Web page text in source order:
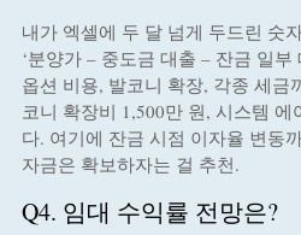
내가 엑셀에 두 달 넘게 두드린 숫
‘분양가 – 중도금 대출 – 잔금 일
옵션 비용, 발코니 확장, 각종 세금
코니 확장비 1,500만 원, 시스템
다. 여기에 잔금 시점 이자율 변동
자금은 확보하자는 걸 추천.
Q4. 임대 수익률 전망은?